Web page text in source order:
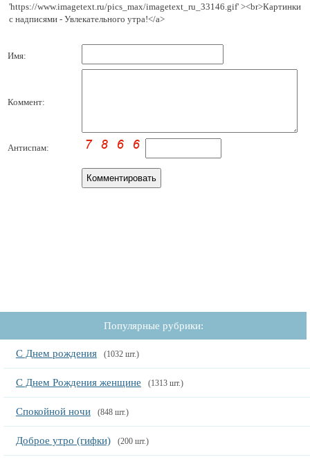
'https://www.imagetext.ru/pics_max/imagetext_ru_33146.gif' ><br>Картинки
с надписями - Увлекательного утра!</a>
Имя:
Коммент:
Антиспам:
Популярные рубрики:
С Днем рождения (1032 шт.)
С Днем Рождения женщине (1313 шт.)
Спокойной ночи (848 шт.)
Доброе утро (гифки) (200 шт.)